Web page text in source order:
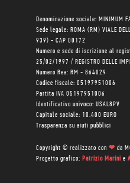
Denominazione sociale: MINIMUM
Sede legale: ROMA (RM) VIALE
939) - CAP 00172
Numero e sede di iscrizione al
25/02/1997 / REGISTRO DELLE
Numero Rea: RM - 864029
Codice fiscale: 05197951006
Partita IVA 05197951006
Identificativo univoco: USAL8PV
Capitale sociale: 10.400 EURO
Trasparenza su aiuti pubblici
Copyright © realizzato con ❤ da
Progetto grafico: Patrizio Marini e